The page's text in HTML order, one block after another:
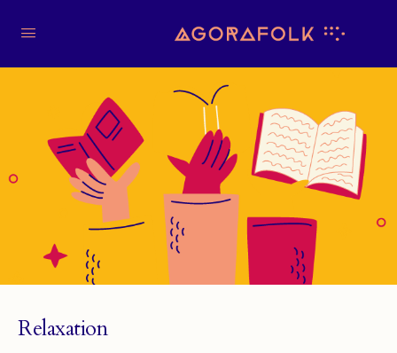
Relaxation